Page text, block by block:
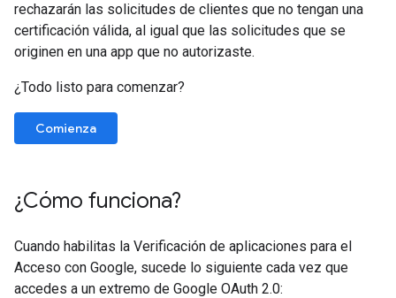
rechazarán las solicitudes de clientes que no tengan una
certificación válida, al igual que las solicitudes que se
originen en una app que no autorizaste.
¿Todo listo para comenzar?
Comienza
¿Cómo funciona?
Cuando habilitas la Verificación de aplicaciones para el
Acceso con Google, sucede lo siguiente cada vez que
accedes a un extremo de Google OAuth 2.0: